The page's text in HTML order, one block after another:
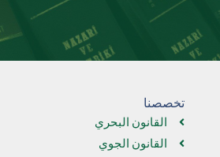
تخصصنا
القانون البحري
القانون الجوي